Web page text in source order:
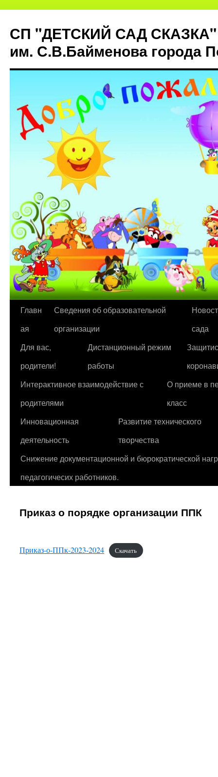
СП "ДЕТСКИЙ САД СКАЗКА"
им. С.В.Байменова города
Перейти
содержимому
Главн
ая
Сведения об образовательной
организации
сада
Для вас,
родители!
Дистанционный режим
работы
Интерактивное взаимодействие с
родителями
О приеме в
класс
Инновационная
деятельность
Развитие технического
творчества
Снижение документационной и бюрократической
педагогичесих работников.
Приказ о порядке организации ППК
Приказ-о-ППк-2023-2024 Скачать